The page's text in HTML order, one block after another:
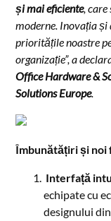
și mai eficiente,
moderne. Inovația
prioritățile noastre
organizație”, a
Office Hardware &
Solutions Europe.
Îmbunătățiri și noi
Interfață
echipate cu
designului